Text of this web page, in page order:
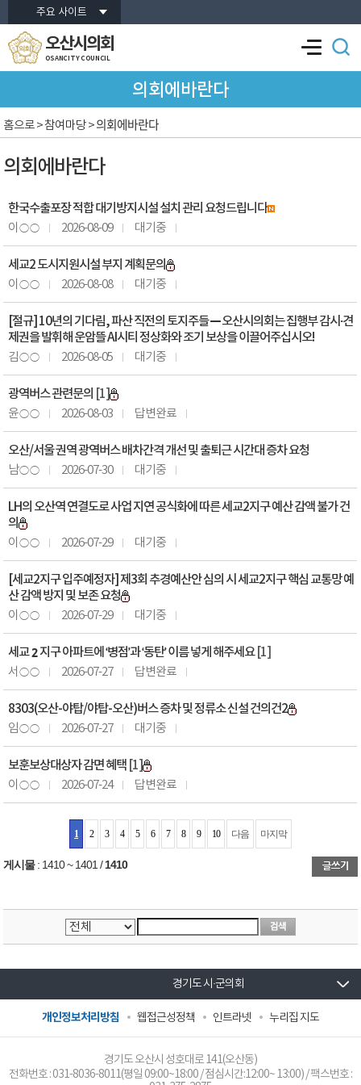
본문바로가기주요 사이트
오산시의회
OSANCITY COUNCIL
의회에바란다
의회에바란다
홈으로> 참여마당 >의회에바란다
한국수출포장 적합 대기방지시설 설치 관리 요청드립니다
이○○ 2026-08-09 대기중
세교2 도시지원시설 부지 계획문의
이○○ 2026-08-08 대기중
[절규] 10년의 기다림, 파산 직전의 토지주들 — 오산시의회는 집행부 감시·견
제권을 발휘해 운암뜰 AI시티 정상화와 조기 보상을 이끌어주십시오!
김○○ 2026-08-05 대기중
광역버스 관련문의 [1]
윤○○ 2026-08-03 답변완료
오산/서울 권역 광역버스 배차간격 개선 및 출퇴근 시간대 증차 요청
남○○ 2026-07-30 대기중
LH의 오산역 연결도로 사업 지연 공식화에 따른 세교2지구 예산 감액 불가 건
의
이○○ 2026-07-29 대기중
[세교2지구 입주예정자] 제3회 추경예산안 심의 시 세교2지구 핵심 교통망 예
산 감액 방지 및 보존 요청
이○○ 2026-07-29 대기중
세교２지구 아파트에 ‘병점’과 ‘동탄’ 이름 넣게 해주세요 [1]
서○○ 2026-07-27 답변완료
8303(오산-야탑/야탑-오산)버스 증차 및 정류소 신설 건의건2
임○○ 2026-07-27 대기중
보훈보상대상자 감면 혜택 [1]
이○○ 2026-07-24 답변완료
1 2 3 4 5 6 7 8 9 10 다음 마지막
게시물: 1410 ~ 1401 /1410
경기도 시·군의회
개인정보처리방침 웹접근성정책 인트라넷 누리집 지도
경기도 오산시 성호대로 141(오산동)
전화번호 :031-8036-8011(평일 09:00~18:00 / 점심시간:12:00~ 13:00) / 팩스번호 :